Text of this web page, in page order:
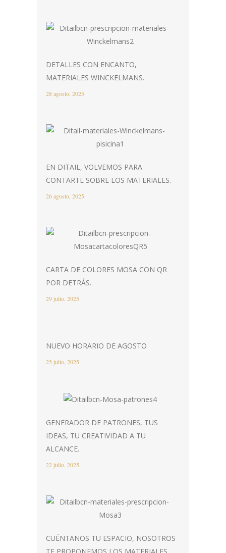
DETALLES CON ENCANTO,
MATERIALES WINCKELMANS.
28 agosto, 2025
EN DITAIL, VOLVEMOS PARA
CONTARTE SOBRE LOS MATERIALES.
26 agosto, 2025
CARTA DE COLORES MOSA CON QR
POR DETRÁS.
29 julio, 2025
NUEVO HORARIO DE AGOSTO
25 julio, 2025
GENERADOR DE PATRONES, TUS
IDEAS, TU CREATIVIDAD A TU
ALCANCE.
22 julio, 2025
CUÉNTANOS TU ESPACIO, NOSOTROS